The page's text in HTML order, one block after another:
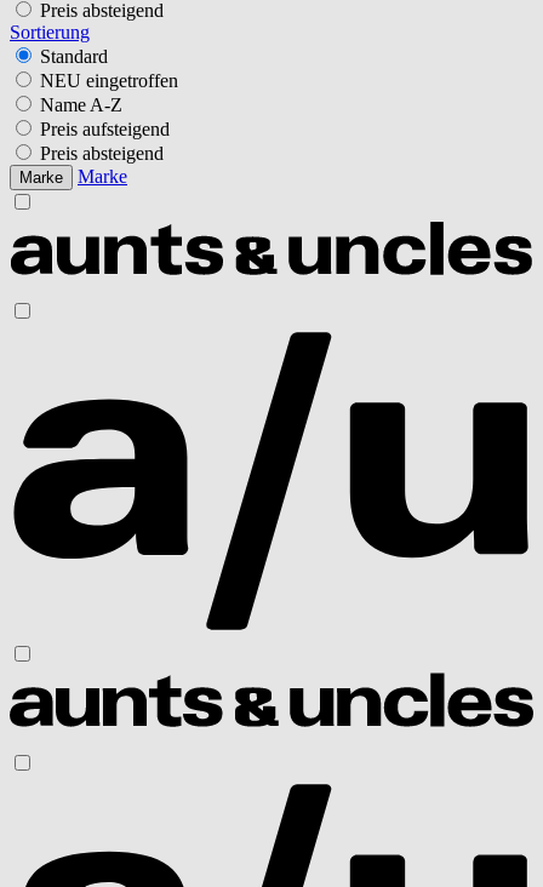
Preis absteigend
Sortierung
Standard
NEU eingetroffen
Name A-Z
Preis aufsteigend
Preis absteigend
Marke Marke